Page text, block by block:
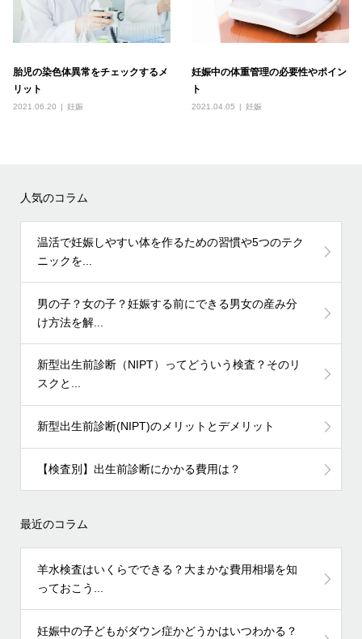
胎児の染色体異常をチェックするメ
リット
2021.06.20 妊娠
妊娠中の体重管理の必要性やポイン
ト
2021.04.05 妊娠
人気のコラム
温活で妊娠しやすい体を作るための習慣や5つのテク
ニックを...
男の子？女の子？妊娠する前にできる男女の産み分
け方法を解...
新型出生前診断（NIPT）ってどういう検査？そのリ
スクと...
新型出生前診断(NIPT)のメリットとデメリット
【検査別】出生前診断にかかる費用は？
最近のコラム
羊水検査はいくらでできる？大まかな費用相場を知
っておこう...
妊娠中の子どもがダウン症かどうかはいつわかる？